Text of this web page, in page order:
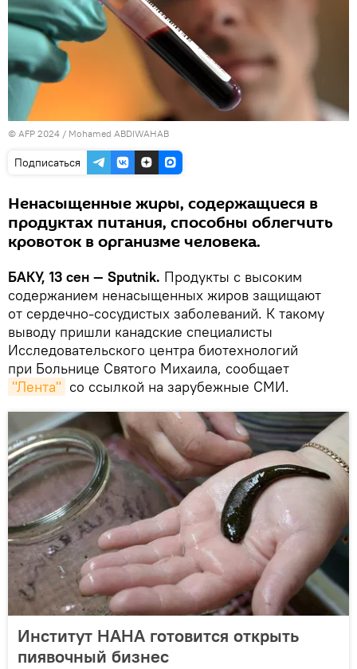
© AFP 2024 / Mohamed ABDIWAHAB
Подписаться
Ненасыщенные жиры, содержащиеся в
продуктах питания, способны облегчить
кровоток в организме человека.
БАКУ, 13 сен — Sputnik. Продукты с высоким
содержанием ненасыщенных жиров защищают
от сердечно-сосудистых заболеваний. К такому
выводу пришли канадские специалисты
Исследовательского центра биотехнологий
при Больнице Святого Михаила, сообщает
"Лента" со ссылкой на зарубежные СМИ.
Институт НАНА готовится открыть
пиявочный бизнес